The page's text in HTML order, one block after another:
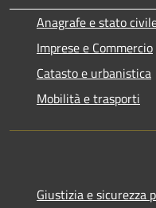
Anagrafe e stato
Imprese e Commercio
Catasto e urbanistica
Mobilità e trasporti
Giustizia e sicurezza